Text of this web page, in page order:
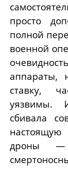
просто
полной
военной
аппараты,
ставку,
уязвимы.
сбивала
дроны —